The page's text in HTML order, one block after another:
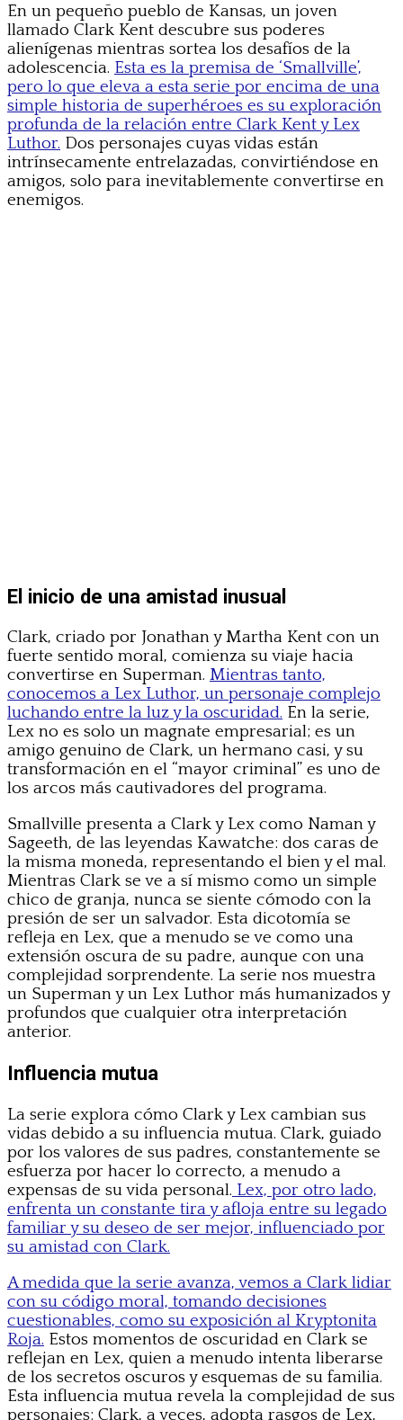
En un pequeño pueblo de Kansas, un joven
llamado Clark Kent descubre sus poderes
alienígenas mientras sortea los desafíos de la
adolescencia. Esta es la premisa de ‘Smallville’,
pero lo que eleva a esta serie por encima de una
simple historia de superhéroes es su exploración
profunda de la relación entre Clark Kent y Lex
Luthor. Dos personajes cuyas vidas están
intrínsecamente entrelazadas, convirtiéndose en
amigos, solo para inevitablemente convertirse en
enemigos.
El inicio de una amistad inusual
Clark, criado por Jonathan y Martha Kent con un
fuerte sentido moral, comienza su viaje hacia
convertirse en Superman. Mientras tanto,
conocemos a Lex Luthor, un personaje complejo
luchando entre la luz y la oscuridad. En la serie,
Lex no es solo un magnate empresarial; es un
amigo genuino de Clark, un hermano casi, y su
transformación en el “mayor criminal” es uno de
los arcos más cautivadores del programa.
Smallville presenta a Clark y Lex como Naman y
Sageeth, de las leyendas Kawatche: dos caras de
la misma moneda, representando el bien y el mal.
Mientras Clark se ve a sí mismo como un simple
chico de granja, nunca se siente cómodo con la
presión de ser un salvador. Esta dicotomía se
refleja en Lex, que a menudo se ve como una
extensión oscura de su padre, aunque con una
complejidad sorprendente. La serie nos muestra
un Superman y un Lex Luthor más humanizados y
profundos que cualquier otra interpretación
anterior.
Influencia mutua
La serie explora cómo Clark y Lex cambian sus
vidas debido a su influencia mutua. Clark, guiado
por los valores de sus padres, constantemente se
esfuerza por hacer lo correcto, a menudo a
expensas de su vida personal. Lex, por otro lado,
enfrenta un constante tira y afloja entre su legado
familiar y su deseo de ser mejor, influenciado por
su amistad con Clark.
A medida que la serie avanza, vemos a Clark lidiar
con su código moral, tomando decisiones
cuestionables, como su exposición al Kryptonita
Roja. Estos momentos de oscuridad en Clark se
reflejan en Lex, quien a menudo intenta liberarse
de los secretos oscuros y esquemas de su familia.
Esta influencia mutua revela la complejidad de sus
personajes: Clark, a veces, adopta rasgos de Lex,